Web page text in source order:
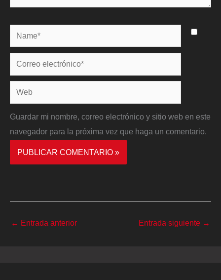
Name*
Correo
electrónico*
Web
Guardar mi nombre, correo electrónico y sitio web en este
navegador para la próxima vez que haga un comentario.
← Entrada anterior Entrada siguiente →